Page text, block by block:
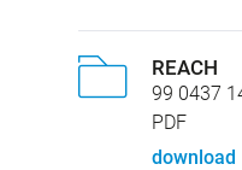
REACH
99 0437
PDF
download